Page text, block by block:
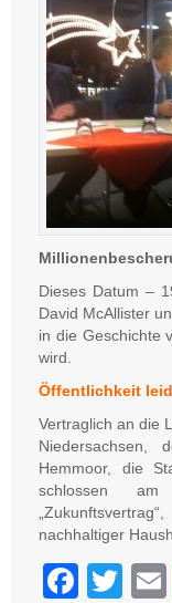
Dieses Datum –
David McAllister
in die Geschichte
wird.
Öffentlichkeit
Vertraglich an die
Niedersachsen,
Hemmoor, die
schlossen
nachhaltiger